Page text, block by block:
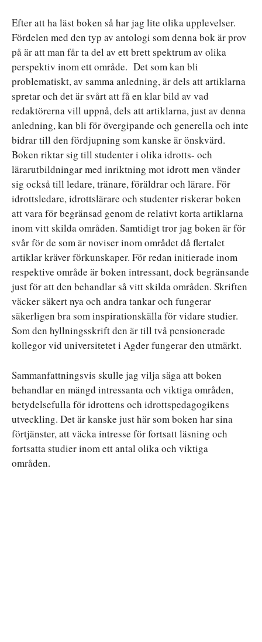
Efter att ha läst boken så har jag lite olika upplevelser.
Fördelen med den typ av antologi som denna bok är prov
på är att man får ta del av ett brett spektrum av olika
perspektiv inom ett område. Det som kan bli
problematiskt, av samma anledning, är dels att artiklarna
spretar och det är svårt att få en klar bild av vad
redaktörerna vill uppnå, dels att artiklarna, just av denna
anledning, kan bli för övergipande och generella och inte
bidrar till den fördjupning som kanske är önskvärd.
Boken riktar sig till studenter i olika idrotts- och
lärarutbildningar med inriktning mot idrott men vänder
sig också till ledare, tränare, föräldrar och lärare. För
idrottsledare, idrottslärare och studenter riskerar boken
att vara för begränsad genom de relativt korta artiklarna
inom vitt skilda områden. Samtidigt tror jag boken är för
svår för de som är noviser inom området då flertalet
artiklar kräver förkunskaper. För redan initierade inom
respektive område är boken intressant, dock begränsande
just för att den behandlar så vitt skilda områden. Skriften
väcker säkert nya och andra tankar och fungerar
säkerligen bra som inspirationskälla för vidare studier.
Som den hyllningsskrift den är till två pensionerade
kollegor vid universitetet i Agder fungerar den utmärkt.
Sammanfattningsvis skulle jag vilja säga att boken
behandlar en mängd intressanta och viktiga områden,
betydelsefulla för idrottens och idrottspedagogikens
utveckling. Det är kanske just här som boken har sina
förtjänster, att väcka intresse för fortsatt läsning och
fortsatta studier inom ett antal olika och viktiga
områden.